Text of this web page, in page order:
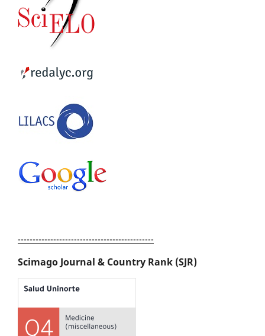
----------------------------------------------
Scimago Journal & Country Rank (SJR)